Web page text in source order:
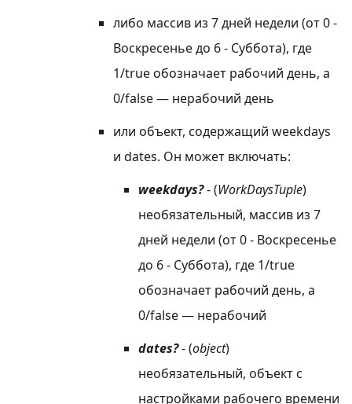
либо массив из 7 дней недели (от 0 -
Воскресенье до 6 - Суббота), где
1/true обозначает рабочий день, а
0/false — нерабочий день
или объект, содержащий weekdays
и dates. Он может включать:
weekdays?- (WorkDaysTuple)
необязательный, массив из 7
дней недели (от 0 - Воскресенье
до 6 - Суббота), где 1/true
обозначает рабочий день, а
0/false — нерабочий
dates?- (object)
необязательный, объект с
настройками рабочего времени